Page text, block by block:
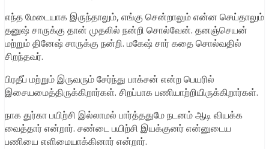
எந்த மேடையாக இருந்தாலும், எங்கு சென்றாலும் என்ன செய்தாலும்
தனுஷ் சாருக்கு தான் முதலில் நன்றி சொல்வேன். தனஞ்செயன்
மற்றும் தினேஷ் சாருக்கு நன்றி. மகேஷ் சார் கதை சொல்வதில்
சிறந்தவர்.
பிரதீப் மற்றும் இருவரும் சேர்ந்து பாக்சன் என்ற பெயரில்
இசையமைத்திருக்கிறார்கள். சிறப்பாக பணியாற்றியிருக்கிறார்கள்.
நாக துர்கா பயிற்சி இல்லாமல் பார்த்ததுமே நடனம் ஆடி வியக்க
வைத்தார் என்றார். சண்டை பயிற்சி இயக்குனர் என்னுடைய
பணியை எளிமையாக்கினார் என்றார்.